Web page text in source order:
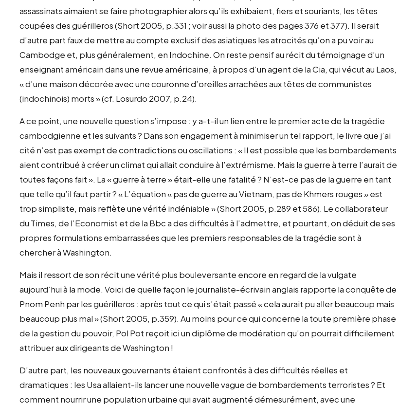
assassinats aimaient se faire photographier alors qu’ils exhibaient, fiers et souriants, les têtes
coupées des guérilleros (Short 2005, p.331 ; voir aussi la photo des pages 376 et 377). Il serait
d’autre part faux de mettre au compte exclusif des asiatiques les atrocités qu’on a pu voir au
Cambodge et, plus généralement, en Indochine. On reste pensif au récit du témoignage d’un
enseignant américain dans une revue américaine, à propos d’un agent de la Cia, qui vécut au Laos,
« d’une maison décorée avec une couronne d’oreilles arrachées aux têtes de communistes
(indochinois) morts » (cf. Losurdo 2007, p.24).
A ce point, une nouvelle question s’impose : y a-t-il un lien entre le premier acte de la tragédie
cambodgienne et les suivants ? Dans son engagement à minimiser un tel rapport, le livre que j’ai
cité n’est pas exempt de contradictions ou oscillations : « Il est possible que les bombardements
aient contribué à créer un climat qui allait conduire à l’extrémisme. Mais la guerre à terre l’aurait de
toutes façons fait ». La « guerre à terre » était-elle une fatalité ? N’est-ce pas de la guerre en tant
que telle qu’il faut partir ? « L’équation « pas de guerre au Vietnam, pas de Khmers rouges » est
trop simpliste, mais reflète une vérité indéniable » (Short 2005, p.289 et 586). Le collaborateur
du Times, de l’Economist et de la Bbc a des difficultés à l’admettre, et pourtant, on déduit de ses
propres formulations embarrassées que les premiers responsables de la tragédie sont à
chercher à Washington.
Mais il ressort de son récit une vérité plus bouleversante encore en regard de la vulgate
aujourd’hui à la mode. Voici de quelle façon le journaliste-écrivain anglais rapporte la conquête de
Pnom Penh par les guérilleros : après tout ce qui s’était passé « cela aurait pu aller beaucoup mais
beaucoup plus mal » (Short 2005, p.359). Au moins pour ce qui concerne la toute première phase
de la gestion du pouvoir, Pol Pot reçoit ici un diplôme de modération qu’on pourrait difficilement
attribuer aux dirigeants de Washington !
D’autre part, les nouveaux gouvernants étaient confrontés à des difficultés réelles et
dramatiques : les Usa allaient-ils lancer une nouvelle vague de bombardements terroristes ? Et
comment nourrir une population urbaine qui avait augmenté démesurément, avec une